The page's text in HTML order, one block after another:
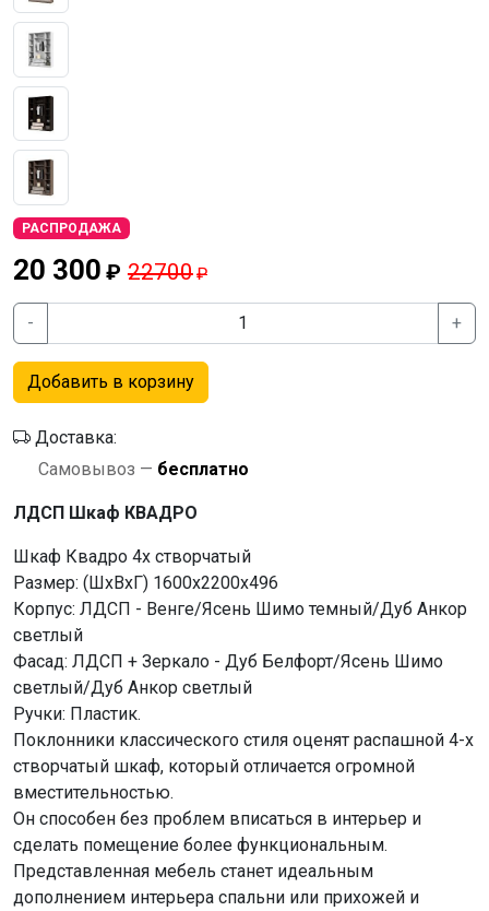
РАСПРОДАЖА
20 300 ₽ 22700₽
- +
Добавить в корзину
Доставка:
Самовывоз — бесплатно
ЛДСП Шкаф КВАДРО
Шкаф Квадро 4х створчатый
Размер: (ШхВхГ) 1600х2200х496
Корпус: ЛДСП - Венге/Ясень Шимо темный/Дуб Анкор
светлый
Фасад: ЛДСП + Зеркало - Дуб Белфорт/Ясень Шимо
светлый/Дуб Анкор светлый
Ручки: Пластик.
Поклонники классического стиля оценят распашной 4-х
створчатый шкаф, который отличается огромной
вместительностью.
Он способен без проблем вписаться в интерьер и
сделать помещение более функциональным.
Представленная мебель станет идеальным
дополнением интерьера спальни или прихожей и